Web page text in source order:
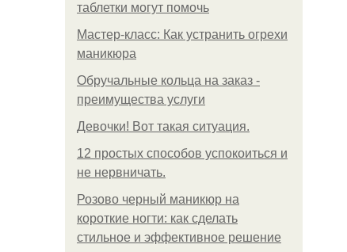
таблетки могут помочь
Мастер-класс: Как устранить огрехи
маникюра
Обручальные кольца на заказ -
преимущества услуги
Девочки! Вот такая ситуация.
12 простых способов успокоиться и
не нервничать.
Розово черный маникюр на
короткие ногти: как сделать
стильное и эффективное решение